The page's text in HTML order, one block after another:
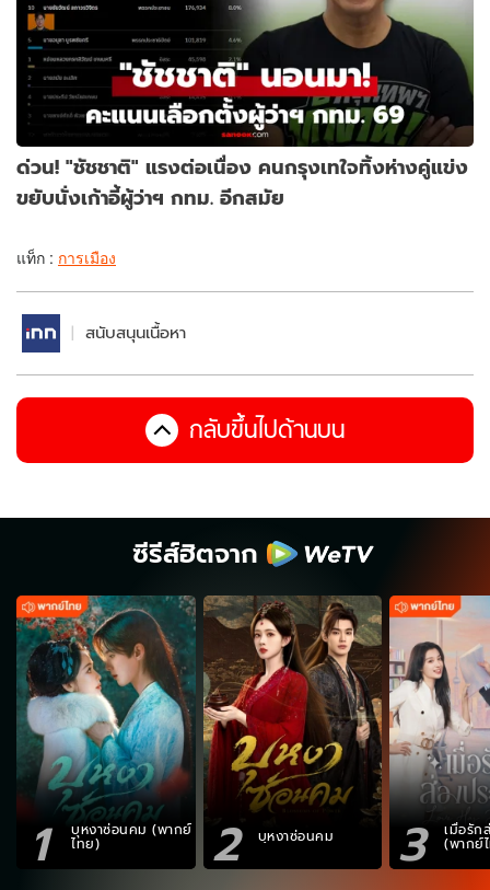
ด่วน! "ชัชชาติ" แรงต่อเนื่อง คนกรุงเทใจทิ้งห่างคู่แข่ง
ขยับนั่งเก้าอี้ผู้ว่าฯ กทม. อีกสมัย
แท็ก : การเมือง
สนับสนุนเนื้อหา
กลับขึ้นไปด้านบน
ซีรีส์ฮิตจาก
1 บุหงาซ่อนคม (พากย์
ไทย) 2 บุหงาซ่อนคม 3 เมื่อรัก
(พากย์